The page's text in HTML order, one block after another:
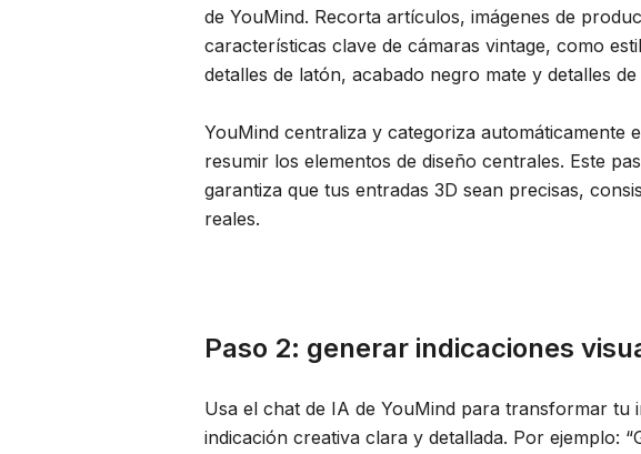
de YouMind. Recorta artículos, imágenes de
características clave de cámaras vintage, como
detalles de latón, acabado negro mate y detalles
YouMind centraliza y categoriza automáticamente
resumir los elementos de diseño centrales. Este
garantiza que tus entradas 3D sean precisas,
reales.
Paso 2: generar indicaciones
Usa el chat de IA de YouMind para transformar tu
indicación creativa clara y detallada. Por ejemplo: